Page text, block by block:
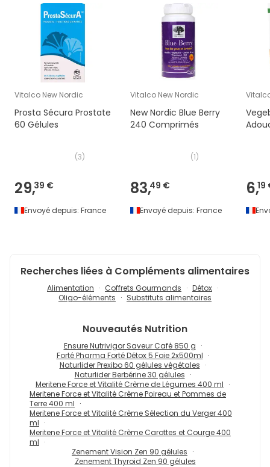
Vitalco New Nordic
Prosta Sécura Prostate
60 Gélules
(3)
29,39 €
Envoyé depuis: France
Vitalco New Nordic
New Nordic Blue Berry
240 Comprimés
(1)
83,49 €
Envoyé depuis: France
6,19
Recherches liées à Compléments alimentaires
Alimentation Coffrets Gourmands
Détox
Oligo-éléments
Substituts alimentaires
Nouveautés Nutrition
Ensure Nutrivigor Saveur Café 850 g
Forté Pharma Forté Détox 5 Foie 2x500ml
Naturlider Prexibo 60 gélules végétales
Naturlider Berbérine 30 gélules
Meritene Force et Vitalité Crème de Légumes 400 ml
Meritene Force et Vitalité Crème Poireau et Pommes de
Terre 400 ml
Meritene Force et Vitalité Crème Sélection du Verger 400
ml
Meritene Force et Vitalité Crème Carottes et Courge 400
ml
Zenement Vision Zen 90 gélules
Zenement Thyroid Zen 90 gélules